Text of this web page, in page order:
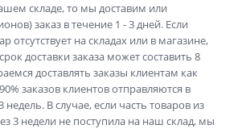
складе, то мы доставим или
заказ в течение 1 - 3 дней. Если
отсутствует на складах или в магазине,
доставки заказа может составить 8
доставлять заказы клиентам как
заказов клиентов отправляются в
В случае, если часть товаров из
3 недели не поступила на наш склад, мы